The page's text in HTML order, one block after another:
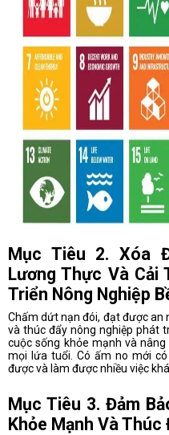
Mục Tiêu 2. Xóa
Lương Thực Và Cải
Triển Nông Nghiệp
Chấm dứt nạn đói, đạt được an
và thúc đẩy nông nghiệp phát
cuộc sống khỏe mạnh và
mọi lứa tuổi. Có ấm no mới
được và làm được nhiều việc
Mục Tiêu 3. Đảm
Khỏe Mạnh Và Thúc